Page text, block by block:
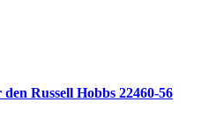
Russell Hobbs 22460-56